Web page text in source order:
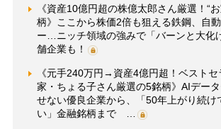
《資産10億円超の株億太郎さん厳選！“
柄》ここから株価2倍も狙える鉄鋼、自
ー…ニッチ領域の強みで「バーンと大化
舗企業も！
《元手240万円→資産4億円超！ベストセ
家・ちょる子さん厳選の5銘柄》AIデー
せない優良企業から、「50年上がり続け
い」金融銘柄まで …